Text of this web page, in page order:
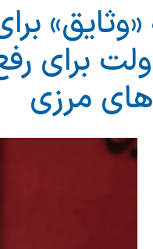
«وثایق»
برای
مرزی